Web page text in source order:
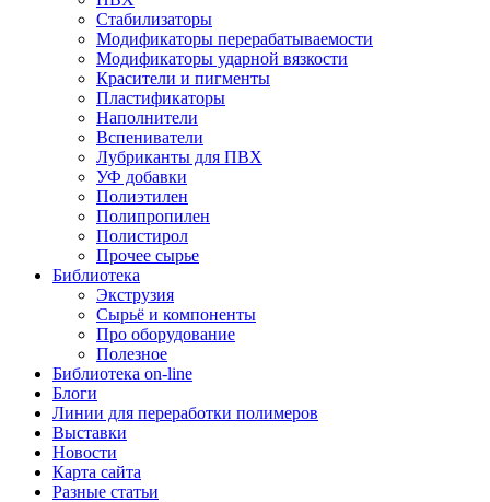
Стабилизаторы
Модификаторы перерабатываемости
Модификаторы ударной вязкости
Красители и пигменты
Пластификаторы
Наполнители
Вспениватели
Лубриканты для ПВХ
УФ добавки
Полиэтилен
Полипропилен
Полистирол
Прочее сырье
Библиотека
Экструзия
Сырьё и компоненты
Про оборудование
Полезное
Библиотека on-line
Блоги
Линии для переработки полимеров
Выставки
Новости
Карта сайта
Разные статьи